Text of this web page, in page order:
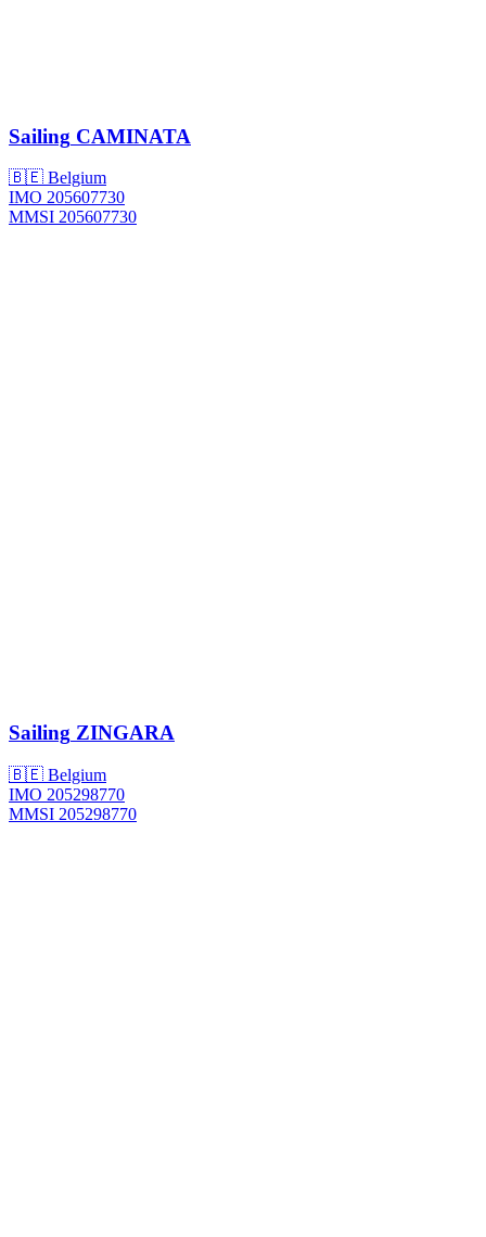
Sailing CAMINATA
🇧🇪 Belgium
IMO 205607730
MMSI 205607730
Sailing ZINGARA
🇧🇪 Belgium
IMO 205298770
MMSI 205298770